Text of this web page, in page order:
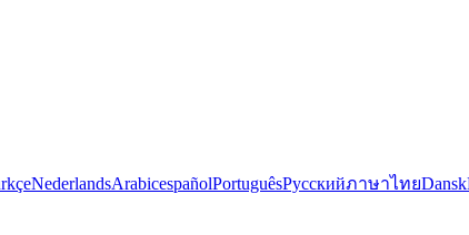
NederlandsArabicespañolPortuguêsРусскийภาษาไทยDansk